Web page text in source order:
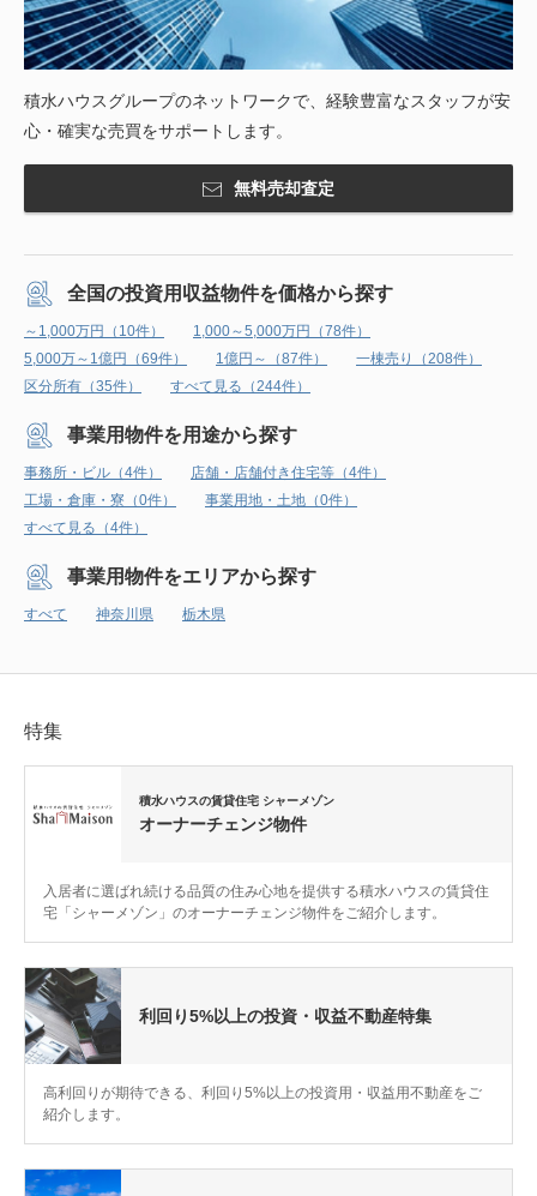
積水ハウスグループのネットワークで、経験豊富なスタッフが安
心・確実な売買をサポートします。
無料売却査定
全国の投資用収益物件を価格から探す
～1,000万円（10件）
1,000～5,000万円（78件）
5,000万～1億円（69件）
1億円～（87件）
一棟売り（208件）
区分所有（35件）
すべて見る（244件）
事業用物件を用途から探す
事務所・ビル（4件）
店舗・店舗付き住宅等（4件）
工場・倉庫・寮（0件）
事業用地・土地（0件）
すべて見る（4件）
事業用物件をエリアから探す
すべて 神奈川県 栃木県
特集
積水ハウスの賃貸住宅 シャーメゾン
オーナーチェンジ物件
入居者に選ばれ続ける品質の住み心地を提供する積水ハウスの賃貸住
宅「シャーメゾン」のオーナーチェンジ物件をご紹介します。
利回り5%以上の投資・収益不動産特集
高利回りが期待できる、利回り5%以上の投資用・収益用不動産をご
紹介します。